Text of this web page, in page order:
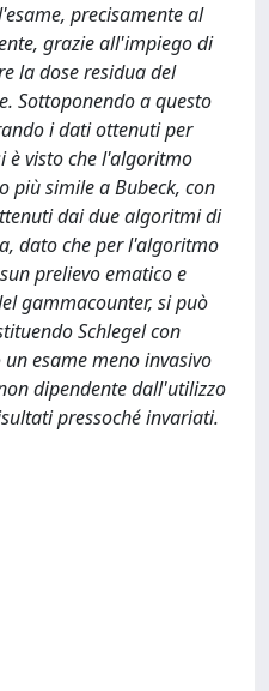
precisamente al
grazie all'impiego di
la dose residua del
Sottoponendo a questo
i dati ottenuti per
è visto che l'algoritmo
più simile a Bubeck, con
dai due algoritmi di
dato che per l'algoritmo
prelievo ematico e
gammacounter, si può
Schlegel con
esame meno invasivo
dipendente dall'utilizzo
pressoché invariati.